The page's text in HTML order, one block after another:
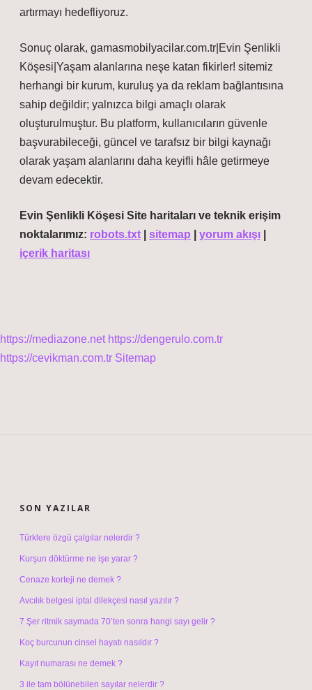
artırmayı hedefliyoruz.
Sonuç olarak, gamasmobilyacilar.com.tr|Evin Şenlikli
Köşesi|Yaşam alanlarına neşe katan fikirler! sitemiz
herhangi bir kurum, kuruluş ya da reklam bağlantısına
sahip değildir; yalnızca bilgi amaçlı olarak
oluşturulmuştur. Bu platform, kullanıcıların güvenle
başvurabileceği, güncel ve tarafsız bir bilgi kaynağı
olarak yaşam alanlarını daha keyifli hâle getirmeye
devam edecektir.
Evin Şenlikli Köşesi Site haritaları ve teknik erişim
noktalarımız: robots.txt sitemap yorum akışı
içerik haritası
https://mediazone.net https://dengerulo.com.tr
https://cevikman.com.tr Sitemap
SON YAZILAR
Türklere özgü çalgılar nelerdir ?
Kurşun döktürme ne işe yarar ?
Cenaze korteji ne demek ?
Avcılık belgesi iptal dilekçesi nasıl yazılır ?
7 Şer ritmik saymada 70’ten sonra hangi sayı gelir ?
Koç burcunun cinsel hayatı nasıldır ?
Kayıt numarası ne demek ?
3 ile tam bölünebilen sayılar nelerdir ?